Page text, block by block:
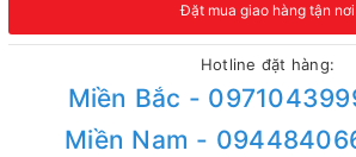
Đặt mua giao hàng tận nơi
Hotline đặt hàng:
Miền Bắc -
Miền Nam -